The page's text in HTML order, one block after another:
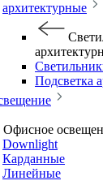
архитектурные
Подсветка
Офисное
Downlight
Карданные
Линейные